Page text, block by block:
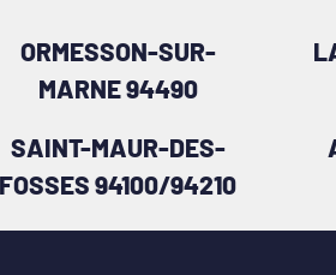
ORMESSON-SUR-
MARNE 94490
SAINT-MAUR-DES-
FOSSES 94100/94210